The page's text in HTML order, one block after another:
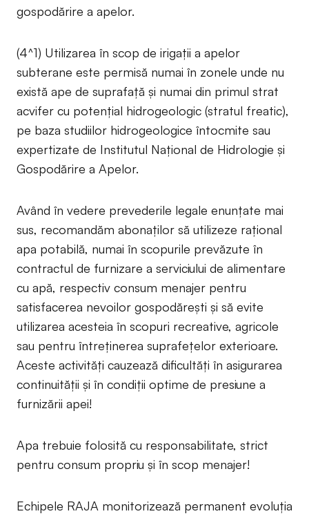
gospodărire a apelor.
(4^1) Utilizarea în scop de irigații a apelor
subterane este permisă numai în zonele unde nu
există ape de suprafață şi numai din primul strat
acvifer cu potențial hidrogeologic (stratul freatic),
pe baza studiilor hidrogeologice întocmite sau
expertizate de Institutul Naţional de Hidrologie şi
Gospodărire a Apelor.
Având în vedere prevederile legale enunțate mai
sus, recomandăm abonaților să utilizeze rațional
apa potabilă, numai în scopurile prevăzute în
contractul de furnizare a serviciului de alimentare
cu apă, respectiv consum menajer pentru
satisfacerea nevoilor gospodărești şi să evite
utilizarea acesteia în scopuri recreative, agricole
sau pentru întreținerea suprafețelor exterioare.
Aceste activități cauzează dificultăți în asigurarea
continuității și în condiții optime de presiune a
furnizării apei!
Apa trebuie folosită cu responsabilitate, strict
pentru consum propriu şi în scop menajer!
Echipele RAJA monitorizează permanent evoluția